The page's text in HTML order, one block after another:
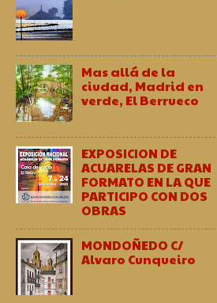
Mas allá de la
ciudad, Madrid en
verde, El Berrueco
EXPOSICION DE
ACUARELAS DE GRAN
FORMATO EN LA QUE
PARTICIPO CON DOS
OBRAS
MONDOÑEDO C/
Alvaro Cunqueiro